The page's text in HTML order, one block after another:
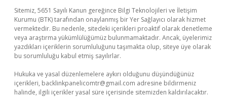
Sitemiz, 5651 Sayılı Kanun gereğince Bilgi Teknolojileri ve İletişim
Kurumu (BTK) tarafından onaylanmış bir Yer Sağlayıcı olarak hizmet
vermektedir. Bu nedenle, sitedeki içerikleri proaktif olarak denetleme
veya araştırma yükümlülüğümüz bulunmamaktadır. Ancak, üyelerimiz
yazdıkları içeriklerin sorumluluğunu taşımakta olup, siteye üye olarak
bu sorumluluğu kabul etmiş sayılırlar.
Hukuka ve yasal düzenlemelere aykırı olduğunu düşündüğünüz
içerikleri, backlinkpanelicomtr@gmail.com adresine bildirmeniz
halinde, ilgili içerikler yasal süre içerisinde sitemizden kaldırılacaktır.